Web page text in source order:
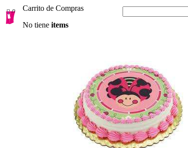
Carrito de Compras
No tiene items